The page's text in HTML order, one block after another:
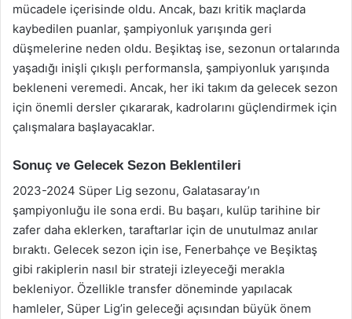
mücadele içerisinde oldu. Ancak, bazı kritik maçlarda
kaybedilen puanlar, şampiyonluk yarışında geri
düşmelerine neden oldu. Beşiktaş ise, sezonun ortalarında
yaşadığı inişli çıkışlı performansla, şampiyonluk yarışında
bekleneni veremedi. Ancak, her iki takım da gelecek sezon
için önemli dersler çıkararak, kadrolarını güçlendirmek için
çalışmalara başlayacaklar.
Sonuç ve Gelecek Sezon Beklentileri
2023-2024 Süper Lig sezonu, Galatasaray’ın
şampiyonluğu ile sona erdi. Bu başarı, kulüp tarihine bir
zafer daha eklerken, taraftarlar için de unutulmaz anılar
bıraktı. Gelecek sezon için ise, Fenerbahçe ve Beşiktaş
gibi rakiplerin nasıl bir strateji izleyeceği merakla
bekleniyor. Özellikle transfer döneminde yapılacak
hamleler, Süper Lig’in geleceği açısından büyük önem